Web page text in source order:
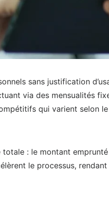
sans justification
via des mensualités
qui varient selon
: le montant
le processus,